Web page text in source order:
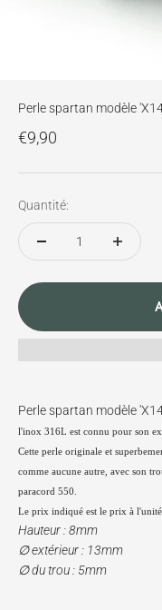
Perle spartan modèle
Prix de vente
€9,90
Quantité:
Perle spartan modèle
l'inox 316L est connu pour son
Cette perle originale et
comme aucune autre, avec son
paracord 550.
Le prix indiqué est le prix à l'unité.
Hauteur : 8mm
∅extérieur : 13mm
∅du trou : 5mm